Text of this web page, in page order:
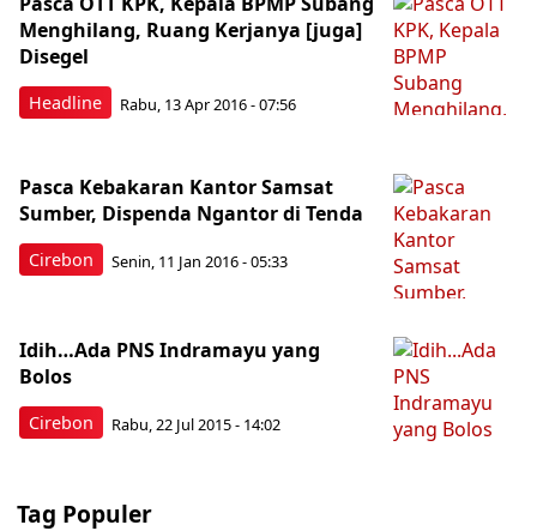
Headline
Menghilang, Ruang Kerjanya [juga]
Disegel
Rabu, 13 Apr 2016 - 07:56
Cirebon
Pasca Kebakaran Kantor Samsat
Sumber, Dispenda Ngantor di Tenda
Senin, 11 Jan 2016 - 05:33
Cirebon
Idih…Ada PNS Indramayu yang
Bolos
Rabu, 22 Jul 2015 - 14:02
Tag Populer